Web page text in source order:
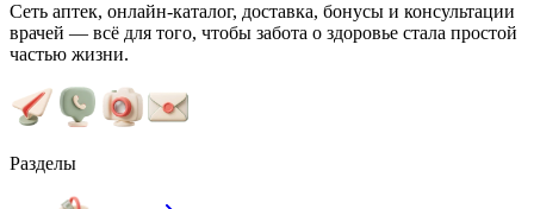
Сеть аптек, онлайн-каталог, доставка, бонусы и консультации
врачей — всё для того, чтобы забота о здоровье стала простой
частью жизни.
Разделы